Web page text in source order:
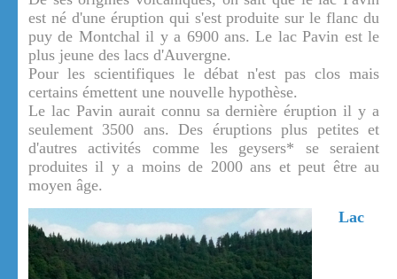
est né d'une éruption qui s'est produite sur le flanc du
puy de Montchal il y a 6900 ans. Le lac Pavin est le
plus jeune des lacs d'Auvergne.
Pour les scientifiques le débat n'est pas clos mais
certains émettent une nouvelle hypothèse.
Le lac Pavin aurait connu sa dernière éruption il y a
seulement 3500 ans. Des éruptions plus petites et
d'autres activités comme les geysers* se seraient
produites il y a moins de 2000 ans et peut être au
moyen âge.
Lac